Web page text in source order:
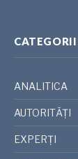
CATEGORII
ANALITICA
AUTORITĂȚI
EXPERȚI